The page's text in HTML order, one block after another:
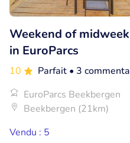
Weekend of
in EuroParcs
10 Parfait • 3
EuroParcs Beekbergen
Beekbergen (21km)
Vendu : 5